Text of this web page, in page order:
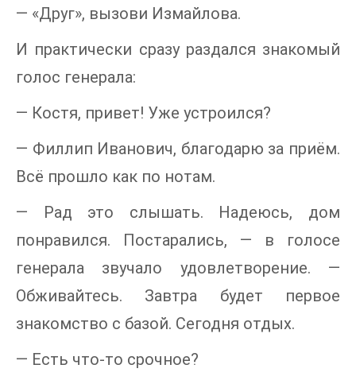
— «Друг», вызови Измайлова.
И практически сразу раздался знакомый
голос генерала:
— Костя, привет! Уже устроился?
— Филлип Иванович, благодарю за приём.
Всё прошло как по нотам.
— Рад это слышать. Надеюсь, дом
понравился. Постарались, — в голосе
генерала звучало удовлетворение. —
Обживайтесь. Завтра будет первое
знакомство с базой. Сегодня отдых.
— Есть что-то срочное?